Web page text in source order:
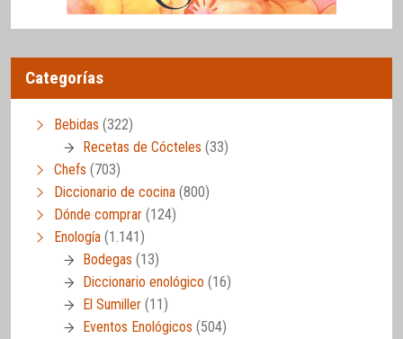
Categorías
Bebidas (322)
Recetas de Cócteles (33)
Chefs (703)
Diccionario de cocina (800)
Dónde comprar (124)
Enología (1.141)
Bodegas (13)
Diccionario enológico (16)
El Sumiller (11)
Eventos Enológicos (504)